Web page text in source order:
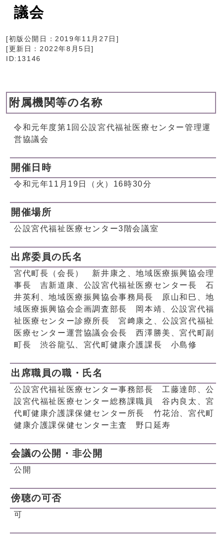
議会
[初版公開日：2019年11月27日 ]
[更新日： 2022年8月5日]
ID:13146
附属機関等の名称
令和元年度第1回公設宮代福祉医療センター管理運
営協議会
開催日時
令和元年11月19日（火）16時30分
開催場所
公設宮代福祉医療センター3階会議室
出席委員の氏名
宮代町長（会長） 新井康之、地域医療振興協会理
事長 吉新道康、公設宮代福祉医療センター長 石
井英利、地域医療振興協会事務局長 原山和巳、地
域医療振興協会企画調査部長 岡本靖、公設宮代福
祉医療センター診療所長 宮﨑康之、公設宮代福祉
医療センター運営協議会会長 西澤勝美、宮代町副
町長 渋谷龍弘、宮代町健康介護課長 小島修
出席職員の職・氏名
公設宮代福祉医療センター事務部長 工藤達郎、公
設宮代福祉医療センター総務課職員 谷内良太、宮
代町健康介護課保健センター所長 竹花治、宮代町
健康介護課保健センター主査 野口延寿
会議の公開・非公開
公開
傍聴の可否
可